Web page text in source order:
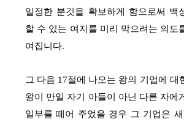
일정한 분깃을 확보하게 함으로써 백
할 수 있는 여지를 미리 막으려는 의도
여집니다.
그 다음 17절에 나오는 왕의 기업에 대
왕이 만일 자기 아들이 아닌 다른 자에
일부를 떼어 주었을 경우 그 기업은 새